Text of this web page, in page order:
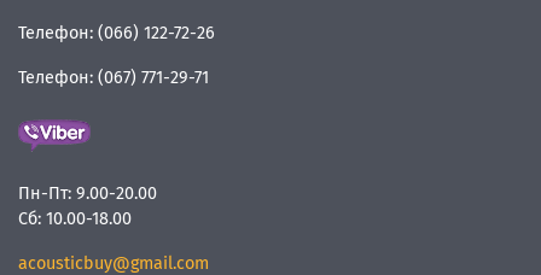
Телефон: (066) 122-72-26
Телефон: (067) 771-29-71
Пн-Пт: 9.00-20.00
Сб: 10.00-18.00
acousticbuy@gmail.com